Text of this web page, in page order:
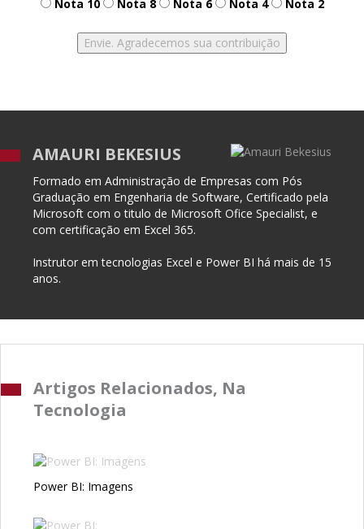
Nota 10 Nota 8 Nota 6 Nota 4 Nota 2
AMAURI BEKESIUS
Formado em Administração de Empresas com Pós
Graduação em Engenharia de Software, Certificado pela
Microsoft com o titulo de Microsoft Ofice Specialist, e
com certificação em Excel 365.
Instrutor em tecnologias Excel e Power BI há mais de 15
anos.
Artigos Relacionados, Na
Tecnologia
Power BI: Imagens